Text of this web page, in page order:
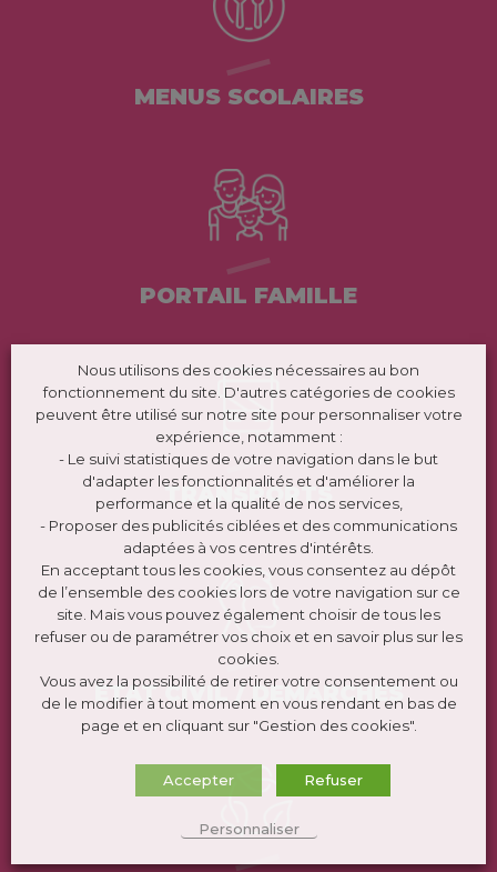
MENUS SCOLAIRES
PORTAIL FAMILLE
TRANSPORTS
ÉTAT CIVIL / DEMARCHES
Nous utilisons des cookies nécessaires au bon
fonctionnement du site. D'autres catégories de cookies
peuvent être utilisé sur notre site pour personnaliser votre
expérience, notamment :
- Le suivi statistiques de votre navigation dans le but
d'adapter les fonctionnalités et d'améliorer la
performance et la qualité de nos services,
- Proposer des publicités ciblées et des communications
adaptées à vos centres d'intérêts.
En acceptant tous les cookies, vous consentez au dépôt
de l’ensemble des cookies lors de votre navigation sur ce
site. Mais vous pouvez également choisir de tous les
refuser ou de paramétrer vos choix et en savoir plus sur les
cookies.
Vous avez la possibilité de retirer votre consentement ou
de le modifier à tout moment en vous rendant en bas de
page et en cliquant sur "Gestion des cookies".
Accepter Refuser
Personnaliser